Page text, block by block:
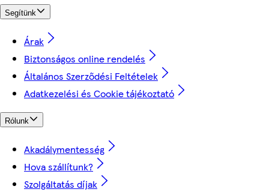
Segítünk
Árak
Biztonságos online rendelés
Általános Szerződési Feltételek
Adatkezelési és Cookie tájékoztató
Rólunk
Akadálymentesség
Hova szállítunk?
Szolgáltatás díjak